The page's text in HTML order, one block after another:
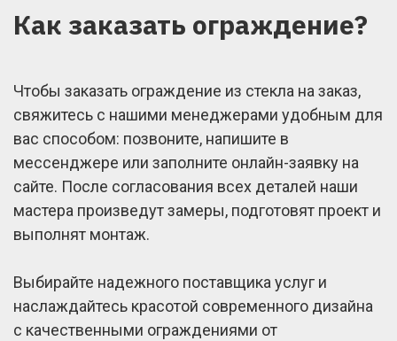
Как заказать ограждение?
Чтобы заказать ограждение из стекла на заказ,
свяжитесь с нашими менеджерами удобным для
вас способом: позвоните, напишите в
мессенджере или заполните онлайн-заявку на
сайте. После согласования всех деталей наши
мастера произведут замеры, подготовят проект и
выполнят монтаж.
Выбирайте надежного поставщика услуг и
наслаждайтесь красотой современного дизайна
с качественными ограждениями от